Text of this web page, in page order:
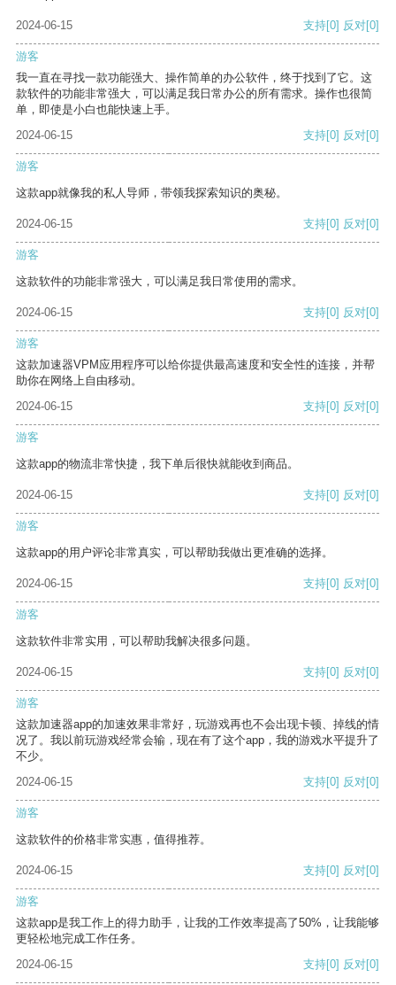
2024-06-15 支持[0] 反对[0]
游客
我一直在寻找一款功能强大、操作简单的办公软件，终于找到了它。这
款软件的功能非常强大，可以满足我日常办公的所有需求。操作也很简
单，即使是小白也能快速上手。
2024-06-15
支持[0] 反对[0]
游客
这款app就像我的私人导师，带领我探索知识的奥秘。
2024-06-15 支持[0] 反对[0]
游客
这款软件的功能非常强大，可以满足我日常使用的需求。
2024-06-15 支持[0] 反对[0]
游客
这款加速器VPM应用程序可以给你提供最高速度和安全性的连接，并帮
助你在网络上自由移动。
2024-06-15
支持[0] 反对[0]
游客
这款app的物流非常快捷，我下单后很快就能收到商品。
2024-06-15 支持[0] 反对[0]
游客
这款app的用户评论非常真实，可以帮助我做出更准确的选择。
2024-06-15 支持[0] 反对[0]
游客
这款软件非常实用，可以帮助我解决很多问题。
2024-06-15 支持[0] 反对[0]
游客
这款加速器app的加速效果非常好，玩游戏再也不会出现卡顿、掉线的情
况了。我以前玩游戏经常会输，现在有了这个app，我的游戏水平提升了
不少。
2024-06-15
支持[0] 反对[0]
游客
这款软件的价格非常实惠，值得推荐。
2024-06-15 支持[0] 反对[0]
游客
这款app是我工作上的得力助手，让我的工作效率提高了50%，让我能够
更轻松地完成工作任务。
2024-06-15
支持[0] 反对[0]